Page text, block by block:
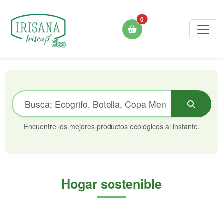
0
Encuentre los mejores productos ecológicos al instante.
Hogar sostenible